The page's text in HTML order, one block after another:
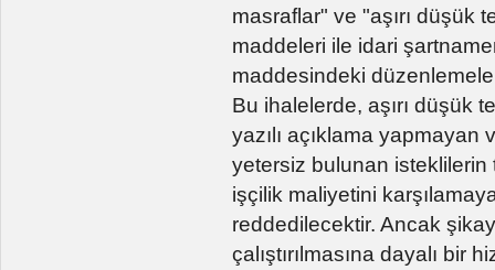
masraflar" ve "aşırı düşük
maddeleri ile idari
maddesindeki
Bu ihalelerde, aşırı düşük
yazılı açıklama
yetersiz bulunan
işçilik maliyetini
reddedilecektir. Ancak
çalıştırılmasına dayalı bir